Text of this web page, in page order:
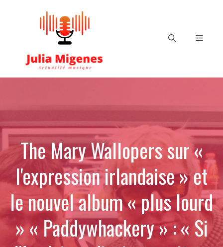
Menu
The Mary Wallopers sur «
l'expression irlandaise » et
le nouvel album « plus lourd
» « Paddywhackery » : « Si